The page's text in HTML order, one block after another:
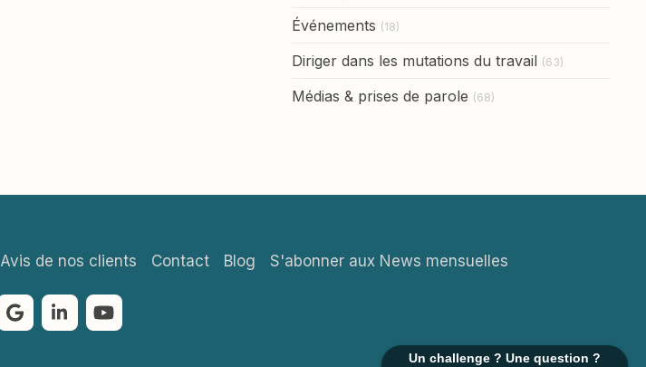
Un challenge ? Une question ?
Événements (18)
Diriger dans les mutations du travail (63)
Médias & prises de parole (68)
Avis de nos clients Contact Blog S'abonner aux News mensuelles